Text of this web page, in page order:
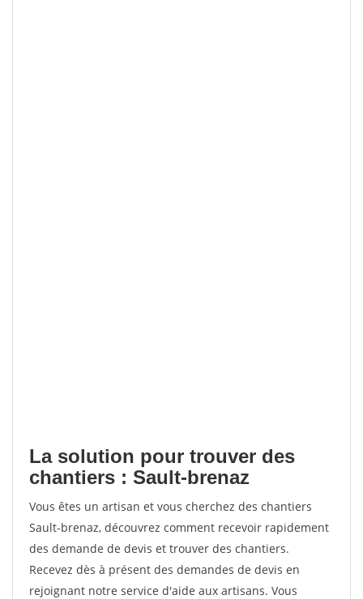
La solution pour trouver des
chantiers : Sault-brenaz
Vous êtes un artisan et vous cherchez des chantiers
Sault-brenaz, découvrez comment recevoir rapidement
des demande de devis et trouver des chantiers.
Recevez dès à présent des demandes de devis en
rejoignant notre service d'aide aux artisans. Vous